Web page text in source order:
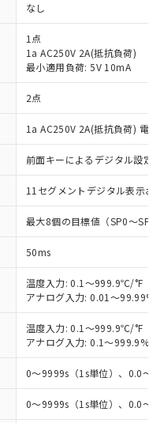
なし
1点
1a AC250V 2A(抵抗負荷)
最小適用負荷: 5V 10mA
2点
1a AC250V 2A(抵抗負荷) 電
前面キーによるデジタル設定
11セグメントデジタル表示お
最大8個の目標値（SP0～SP7
50ms
温度入力: 0.1～999.9℃/°F（
アナログ入力: 0.01～
温度入力: 0.1～999.9℃/°F（
アナログ入力: 0.1～999.9%FS
0～9999s（1s単位）、0.0～
0～9999s（1s単位）、0.0～